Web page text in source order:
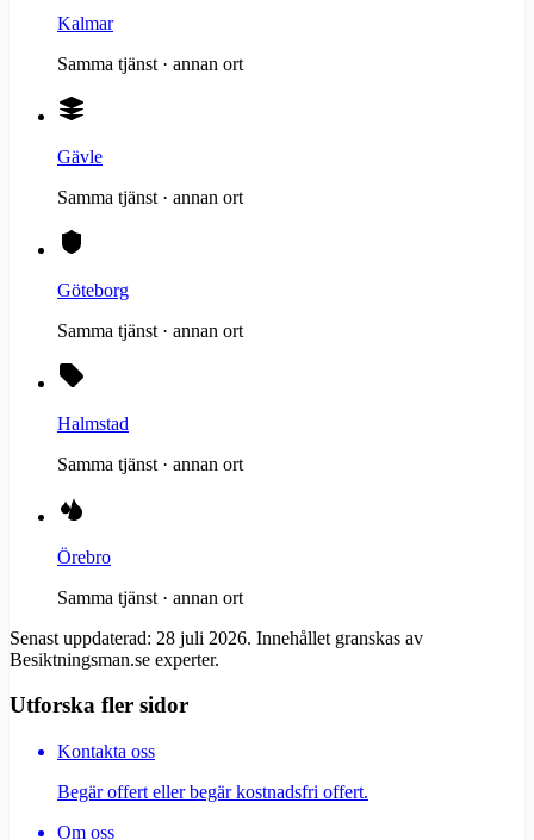
Kalmar
Samma tjänst · annan ort
Gävle
Samma tjänst · annan ort
Göteborg
Samma tjänst · annan ort
Halmstad
Samma tjänst · annan ort
Örebro
Samma tjänst · annan ort
Senast uppdaterad: 28 juli 2026. Innehållet granskas av
Besiktningsman.se experter.
Utforska fler sidor
Kontakta oss
Begär offert eller begär kostnadsfri offert.
Om oss